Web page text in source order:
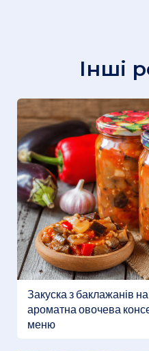
Інші
Закуска з баклажанів
ароматна овочева
меню